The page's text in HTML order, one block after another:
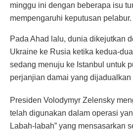
minggu ini dengan beberapa isu
mempengaruhi keputusan pelabur.
Pada Ahad lalu, dunia dikejutkan
Ukraine ke Rusia ketika kedua-
sedang menuju ke Istanbul untuk
perjanjian damai yang dijadualkan
Presiden Volodymyr Zelensky
telah digunakan dalam operasi
Labah-labah” yang mensasarkan